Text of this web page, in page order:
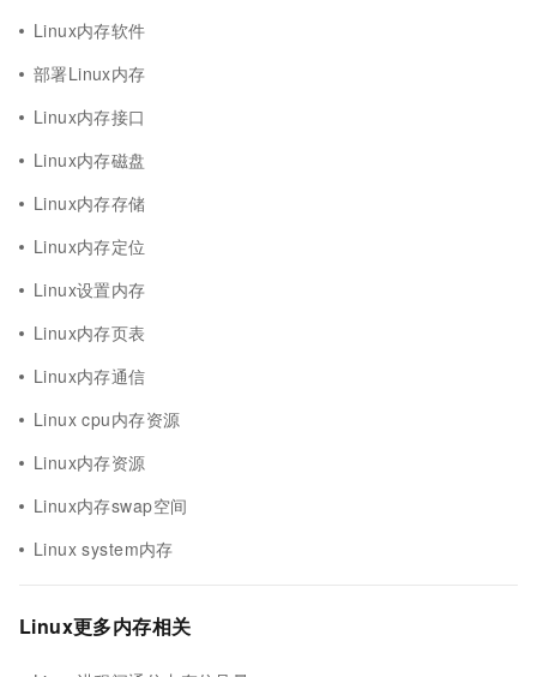
Linux内存软件
部署Linux内存
Linux内存接口
Linux内存磁盘
Linux内存存储
Linux内存定位
Linux设置内存
Linux内存页表
Linux内存通信
Linux cpu内存资源
Linux内存资源
Linux内存swap空间
Linux system内存
Linux更多内存相关